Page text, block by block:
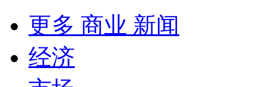
更多 商业 新闻
经济